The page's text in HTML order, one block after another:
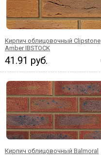
Кирпич облицовочный Clipstone
Amber IBSTOCK
41.91 руб.
Кирпич облицовочный Balmoral